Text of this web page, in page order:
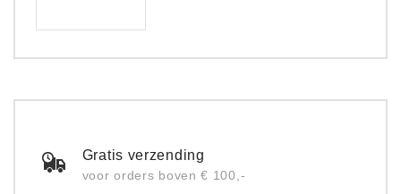
Gratis verzending
voor orders boven € 100,-